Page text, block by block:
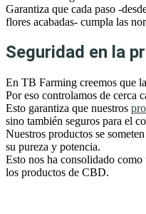
Garantiza que cada paso -
flores acabadas- cumpla las
Seguridad en la
En TB Farming creemos que
Por eso controlamos de cerca
Esto garantiza que nuestros
sino también seguros para el
Nuestros productos se
su pureza y potencia.
Esto nos ha consolidado
los productos de CBD.